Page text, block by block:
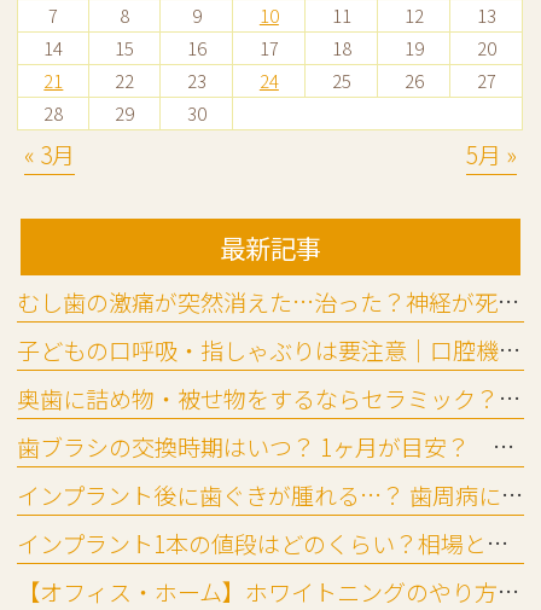
7
8 9 10 11 12
13
14
15 16 17 18 19
20
21
22 23 24 25 26
27
28
29 30
« 3月 5月 »
最新記事
むし歯の激痛が突然消えた…治った？神経が死んだ？放置リスクを歯科医が解説
子どもの口呼吸・指しゃぶりは要注意｜口腔機能発達不全症チェック法
奥歯に詰め物・被せ物をするならセラミック？ ジルコニア？違いと選び方
歯ブラシの交換時期はいつ？ 1ヶ月が目安？ 替え時と替えないリスク
インプラント後に歯ぐきが腫れる…？ 歯周病に似た「インプラント周囲炎」とは
インプラント1本の値段はどのくらい？相場と費用の内訳を詳しく解説
【オフィス・ホーム】ホワイトニングのやり方と頻度の目安